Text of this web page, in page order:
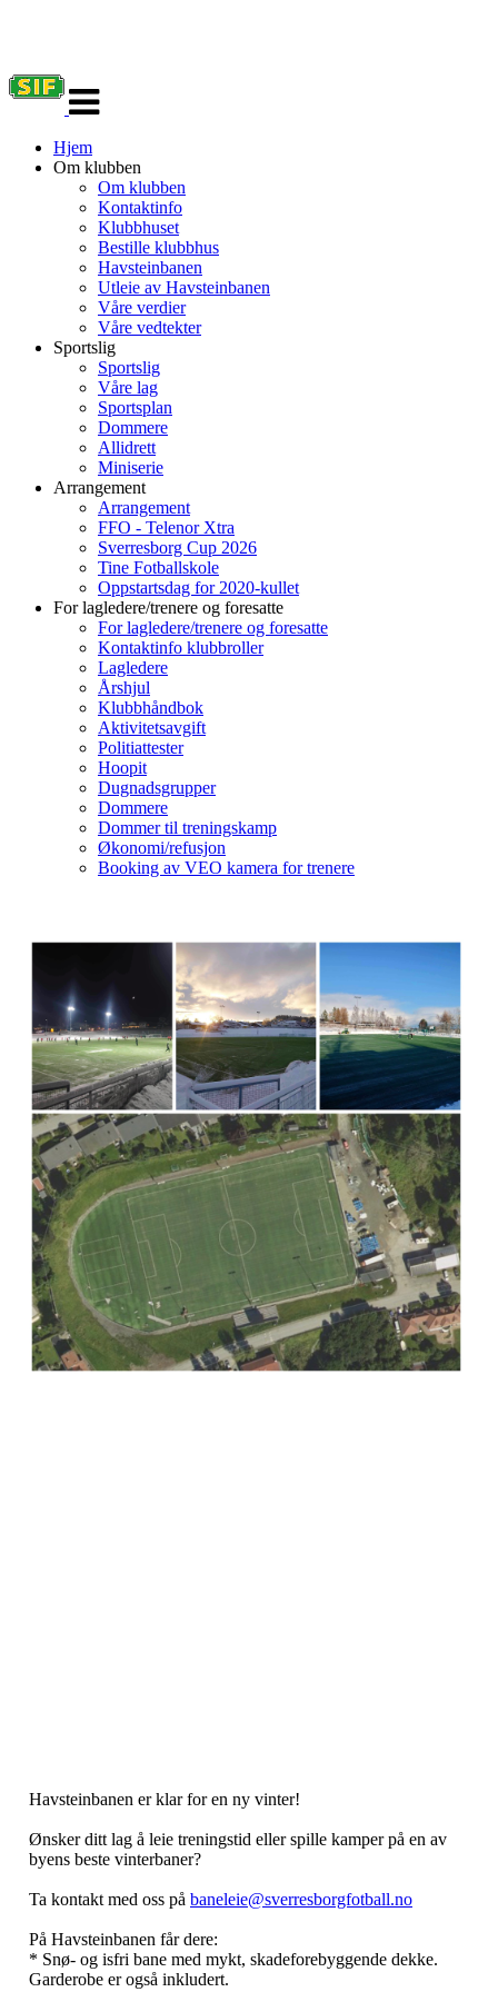
navigasjon
Hjem
Om klubben
Om klubben
Kontaktinfo
Klubbhuset
Bestille klubbhus
Havsteinbanen
Utleie av Havsteinbanen
Våre verdier
Våre vedtekter
Sportslig
Sportslig
Våre lag
Sportsplan
Dommere
Allidrett
Miniserie
Arrangement
Arrangement
FFO - Telenor Xtra
Sverresborg Cup 2026
Tine Fotballskole
Oppstartsdag for 2020-kullet
For lagledere/trenere og foresatte
For lagledere/trenere og foresatte
Kontaktinfo klubbroller
Lagledere
Årshjul
Klubbhåndbok
Aktivitetsavgift
Politiattester
Hoopit
Dugnadsgrupper
Dommere
Dommer til treningskamp
Økonomi/refusjon
Booking av VEO kamera for trenere
Havsteinbanen er klar for en ny vinter!
Ønsker ditt lag å leie treningstid eller spille kamper på en av
byens beste vinterbaner?
Ta kontakt med oss på baneleie@sverresborgfotball.no
På Havsteinbanen får dere:
* Snø- og isfri bane med mykt, skadeforebyggende dekke.
Garderobe er også inkludert.